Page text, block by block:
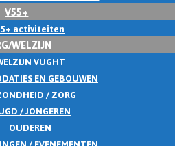
V55+
activiteiten
WELZIJN
VUGHT
EN GEBOUWEN
/ ZORG
/ JONGEREN
OUDEREN